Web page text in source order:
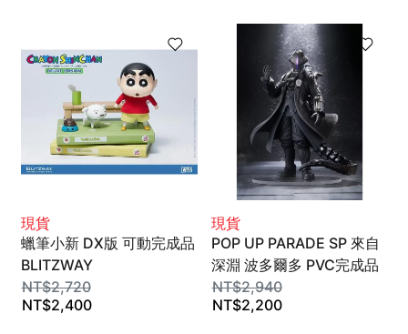
現貨
蠟筆小新 DX版 可動完成品
BLITZWAY
NT$2,720
NT$2,400
現貨
POP UP PARADE SP 來自
深淵 波多爾多 PVC完成品
GSC
NT$2,940
NT$2,200